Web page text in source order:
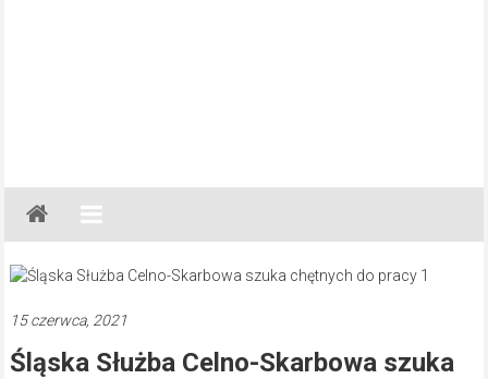
Gazeta
Regionalna
Częstochowa,
Lubliniec,
Myszków
15 czerwca, 2021
Śląska Służba Celno-Skarbowa szuka